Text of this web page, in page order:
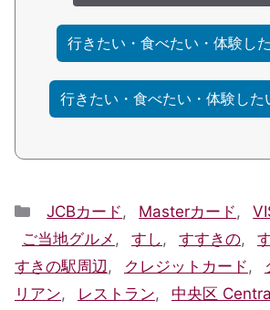
行きたい・食べたい・体験し
行きたい・食べたい・体験した
Categories
JCBカード , Masterカード ,
ご当地グルメ , すし , すすきの,
すきの駅周辺 , クレジットカード ,
リアン, レストラン, 中央区